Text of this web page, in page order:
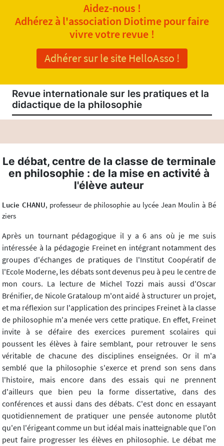
Aidez-nous !
Adhérez à l'association Diotime pour faire
vivre votre revue !
Adhérer sur le site HelloAsso !
Revue internationale sur les pratiques et la
didactique de la philosophie
Le débat, centre de la classe de terminale
en philosophie : de la mise en activité à
l'élève auteur
Lucie CHANU, professeur de philosophie au lycée Jean Moulin à Bé
ziers
Après un tournant pédagogique il y a 6 ans où je me suis
intéressée à la pédagogie Freinet en intégrant notamment des
groupes d'échanges de pratiques de l'Institut Coopératif de
l'Ecole Moderne, les débats sont devenus peu à peu le centre de
mon cours. La lecture de Michel Tozzi mais aussi d'Oscar
Brénifier, de Nicole Grataloup m'ont aidé à structurer un projet,
et ma réflexion sur l'application des principes Freinet à la classe
de philosophie m'a menée vers cette pratique. En effet, Freinet
invite à se défaire des exercices purement scolaires qui
poussent les élèves à faire semblant, pour retrouver le sens
véritable de chacune des disciplines enseignées. Or il m'a
semblé que la philosophie s'exerce et prend son sens dans
l'histoire, mais encore dans des essais qui ne prennent
d'ailleurs que bien peu la forme dissertative, dans des
conférences et aussi dans des débats. C'est donc en essayant
quotidiennement de pratiquer une pensée autonome plutôt
qu'en l'érigeant comme un but idéal mais inatteignable que l'on
peut faire progresser les élèves en philosophie. Le débat me